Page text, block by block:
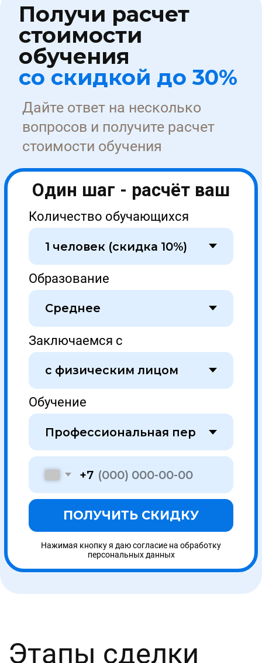
Нажимая кнопку я даю согласие на обработку
+7
ПОЛУЧИТЬ СКИДКУ
Этапы сделки
Первичная
консультация
Оставьте заявку на сайте или позвоните по
телефону, наш менеджер расскажет и
согласует условия обучения
Договор
Составление и подписание договора об
оказании образовательных услуг
3
Обучение и аттестация
Получаете доступ к образовательному порталу
и обучаетесь онлайн в удобное время. На
связи ваш куратор.